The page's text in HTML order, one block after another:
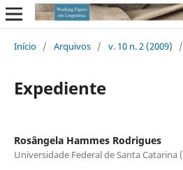
Início / Arquivos / v. 10 n. 2 (2009) /
Expediente
Rosângela Hammes Rodrigues
Universidade Federal de Santa Catarina